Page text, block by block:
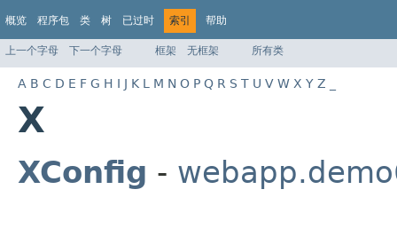
概览 程序包 类 树 已过时 索引 帮助
上一个字母 下一个字母 框架 无框架 所有类
A B C D E F G H I J K L M N O P Q R S T U V W X Y Z
X
XConfig -